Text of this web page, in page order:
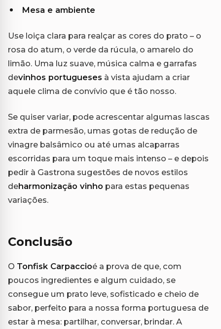
Mesa e ambiente
Use loiça clara para realçar as cores do prato – o
rosa do atum, o verde da rúcula, o amarelo do
limão. Uma luz suave, música calma e garrafas
devinhos portugueses à vista ajudam a criar
aquele clima de convívio que é tão nosso.
Se quiser variar, pode acrescentar algumas lascas
extra de parmesão, umas gotas de redução de
vinagre balsâmico ou até umas alcaparras
escorridas para um toque mais intenso – e depois
pedir à Gastrona sugestões de novos estilos
deharmonização vinho para estas pequenas
variações.
Conclusão
O Tonfisk Carpaccioé a prova de que, com
poucos ingredientes e algum cuidado, se
consegue um prato leve, sofisticado e cheio de
sabor, perfeito para a nossa forma portuguesa de
estar à mesa: partilhar, conversar, brindar. A